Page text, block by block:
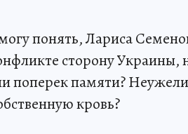
понять, Лариса
сторону Украины,
поперек памяти? Неужели
кровь?